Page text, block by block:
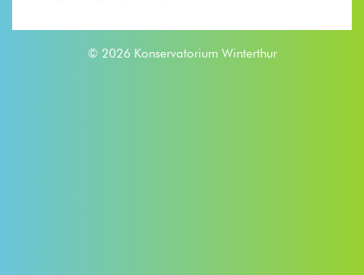
© 2026 Konservatorium Winterthur